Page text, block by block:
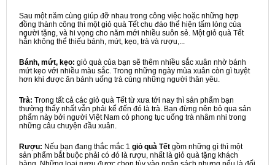
Sau một năm cùng giúp đỡ nhau trong công việc hoặc những hợp
đồng thành công thì một giỏ quà Tết chu đáo thể hiện tấm lòng của
người tặng, và hi vọng cho năm mới nhiều suôn sẻ. Một giỏ quà Tết
hẳn không thể thiếu bánh, mứt, kẹo, trà và rượu,...
Bánh, mứt, kẹo: giỏ quà của bạn sẽ thêm nhiều sắc xuân nhờ bánh
mứt kẹo với nhiều màu sắc. Trong những ngày mùa xuân còn gì tuyệt
hơn khi được ăn bánh uống trà cùng những người thân yêu.
Trà: Trong tất cả các giỏ quà Tết từ xưa tới nay thì sản phẩm bạn
thường thấy nhất vẫn phải kể đến đó là trà. Bạn đừng nên bỏ qua sản
phẩm này bởi người Việt Nam có phong tục uống trà nhâm nhi trong
những câu chuyện đầu xuân.
Rượu: Nếu bạn đang thắc mắc 1 giỏ quà Tết gồm những gì thì một
sản phẩm bắt buộc phải có đó là rượu, nhất là giỏ quà tặng khách